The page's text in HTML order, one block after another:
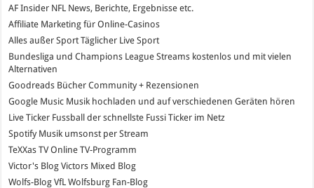
AF Insider NFL News, Berichte, Ergebnisse etc.
Affiliate Marketing für Online-Casinos
Alles außer SportTäglicher Live Sport
Bundesliga und Champions League Streams kostenlos und mit vielen
Alternativen
Goodreads Bücher Community + Rezensionen
Google Music Musik hochladen und auf verschiedenen Geräten hören
Live Ticker Fussball
der schnellste Fussi Ticker im Netz
SpotifyMusik umsonst per Stream
TeXXas TVOnline TV-Programm
Victor's Blog Victors Mixed Blog
Wolfs-Blog VfL Wolfsburg Fan-Blog